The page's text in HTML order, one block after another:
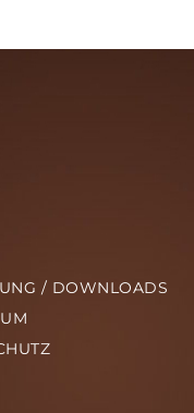
/ DOWNLOADS